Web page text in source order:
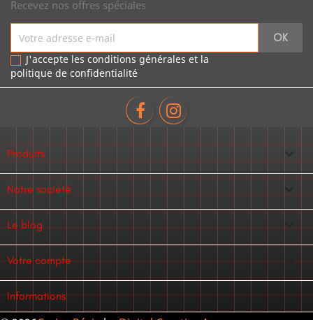
Recevez nos offres spéciales
J'accepte les conditions générales et la
politique de confidentialité
Produits 
Notre société 
Le blog 
Votre compte 
Informations